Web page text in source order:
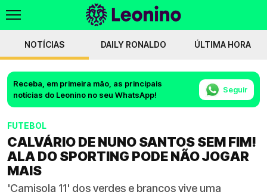
NOTÍCIAS DAILY RONALDO ÚLTIMA HORA
Receba, em primeira mão, as principais
notícias do Leonino no seu WhatsApp!
Seguir
FUTEBOL
CALVÁRIO DE NUNO SANTOS SEM FIM!
ALA DO SPORTING PODE NÃO JOGAR
MAIS
'Camisola 11' dos verdes e brancos vive uma